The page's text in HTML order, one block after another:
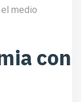
medio
con